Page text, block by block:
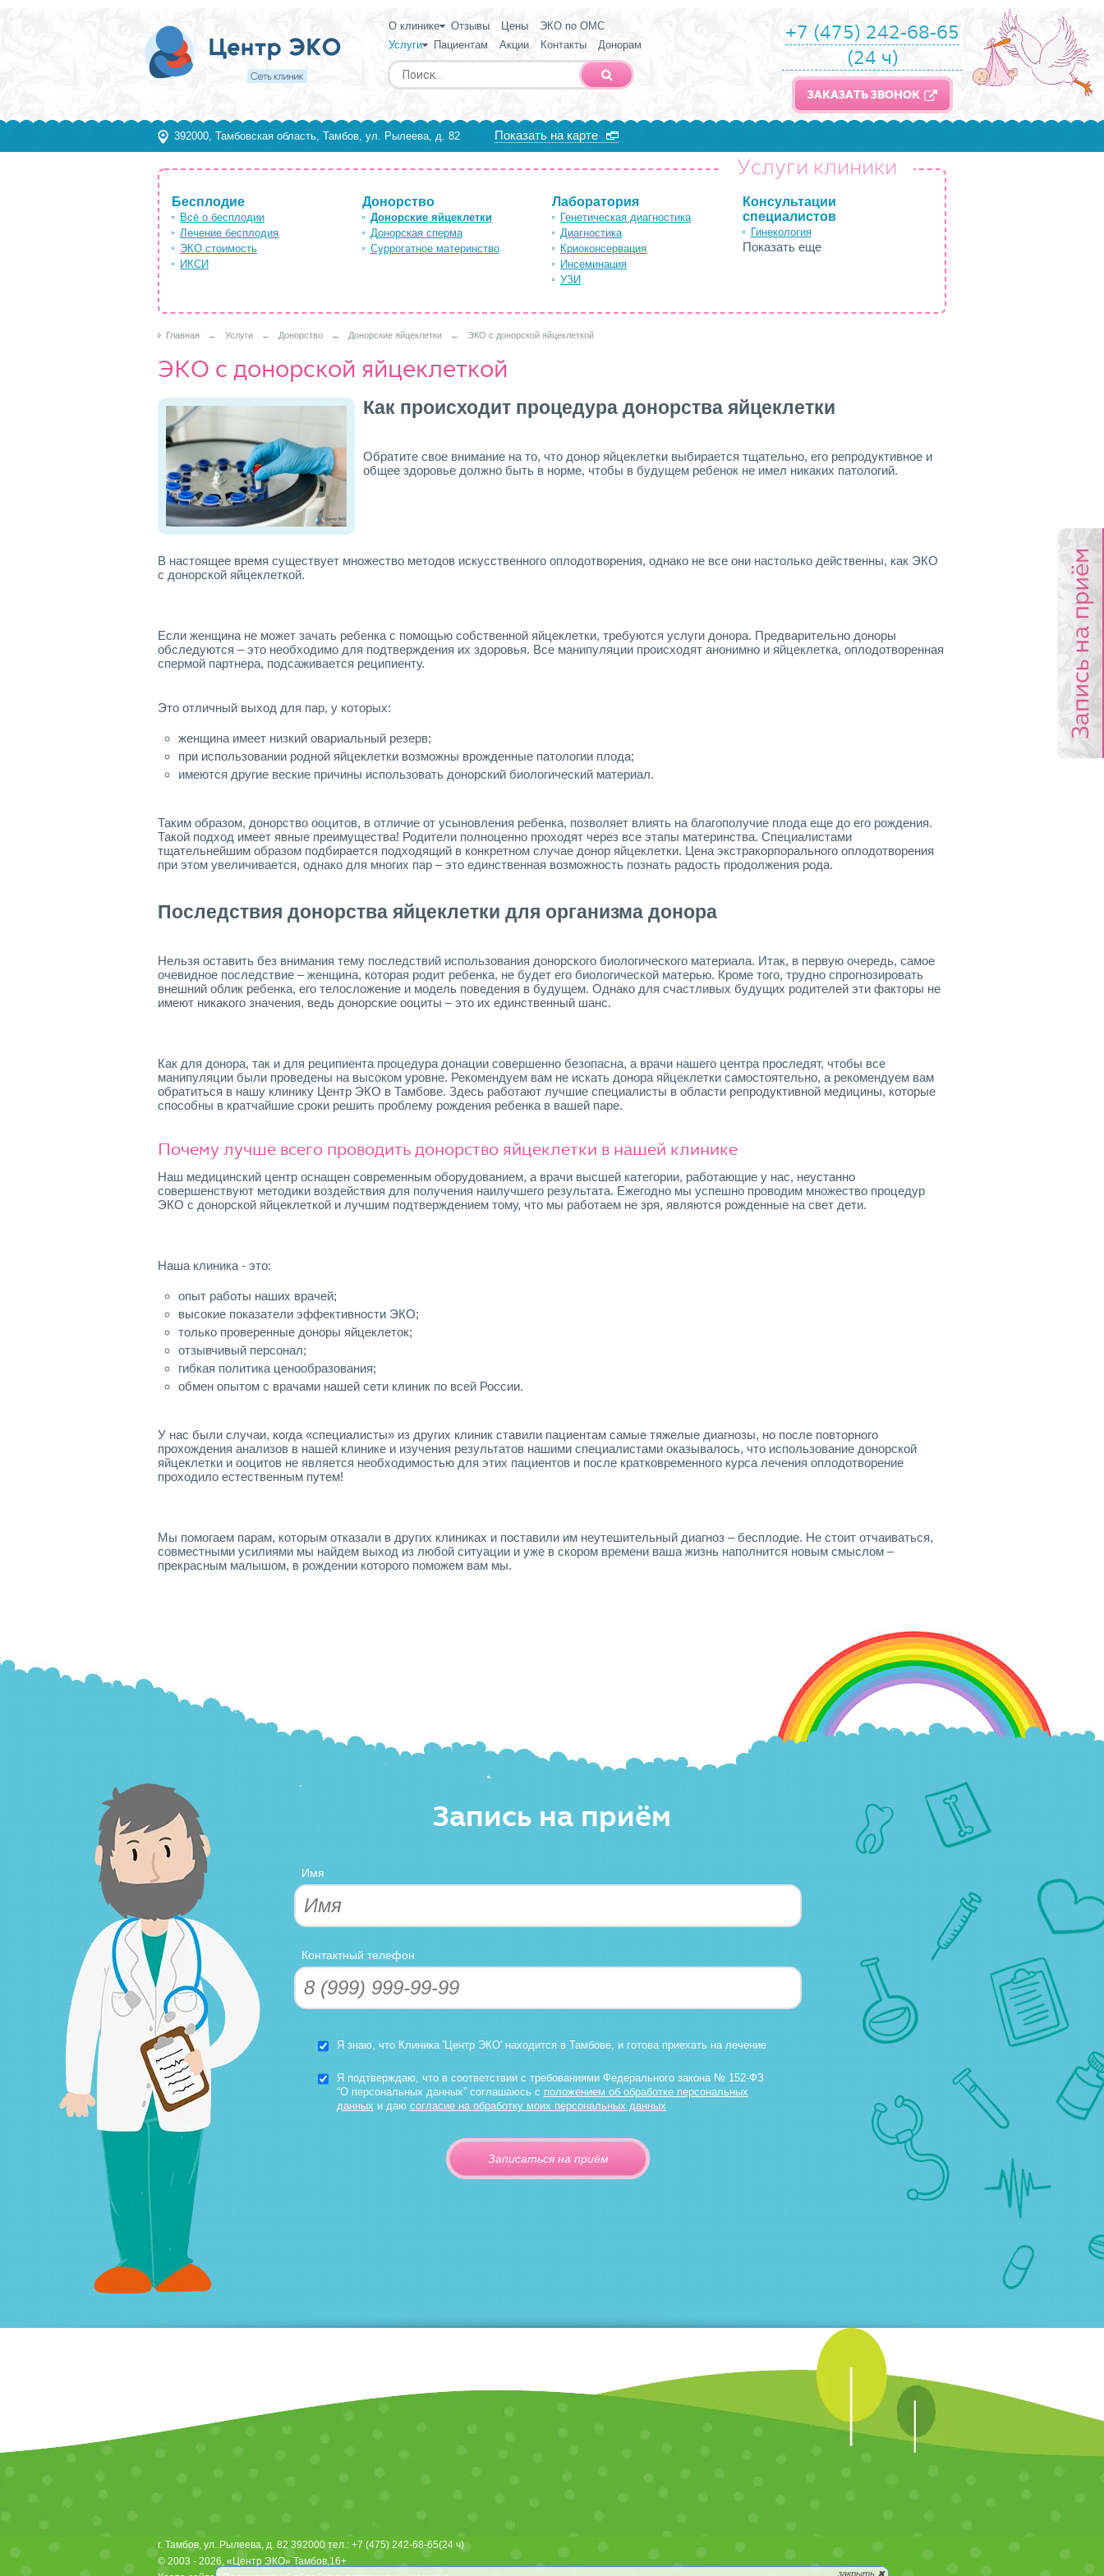
О клинике Отзывы Цены
ЭКО по ОМС
Услуги
Пациентам Акции Контакты Донорам
+7 (475) 242-68-65
(24 ч)
ЗАКАЗАТЬ ЗВОНОК
392000, Тамбовская область, Тамбов, ул. Рылеева, д. 82 Показать на карте
Услуги клиники
Бесплодие
Всё о бесплодии
Лечение бесплодия
ЭКО стоимость
ИКСИ
Донорство
Донорские яйцеклетки
Донорская сперма
Суррогатное материнство
Лаборатория
Генетическая диагностика
Диагностика
Криоконсервация
Инсеминация
УЗИ
Консультации
специалистов
Гинекология
Показать еще
Главная ← Услуги ← Донорство ← Донорские яйцеклетки ← ЭКО с донорской яйцеклеткой
ЭКО с донорской яйцеклеткой
В настоящее время существует множество методов искусственного оплодотворения, однако не все они настолько действенны, как ЭКО
с донорской яйцеклеткой.
Если женщина не может зачать ребенка с помощью собственной яйцеклетки, требуются услуги донора. Предварительно доноры
обследуются – это необходимо для подтверждения их здоровья. Все манипуляции происходят анонимно и яйцеклетка, оплодотворенная
спермой партнера, подсаживается реципиенту.
Как происходит процедура донорства яйцеклетки
Обратите свое внимание на то, что донор яйцеклетки выбирается тщательно, его репродуктивное и
общее здоровье должно быть в норме, чтобы в будущем ребенок не имел никаких патологий.
Это отличный выход для пар, у которых:
женщина имеет низкий овариальный резерв;
при использовании родной яйцеклетки возможны врожденные патологии плода;
имеются другие веские причины использовать донорский биологический материал.
Таким образом, донорство ооцитов, в отличие от усыновления ребенка, позволяет влиять на благополучие плода еще до его рождения.
Такой подход имеет явные преимущества! Родители полноценно проходят через все этапы материнства. Специалистами
тщательнейшим образом подбирается подходящий в конкретном случае донор яйцеклетки. Цена экстракорпорального оплодотворения
при этом увеличивается, однако для многих пар – это единственная возможность познать радость продолжения рода.
Последствия донорства яйцеклетки для организма донора
Нельзя оставить без внимания тему последствий использования донорского биологического материала. Итак, в первую очередь, самое
очевидное последствие – женщина, которая родит ребенка, не будет его биологической матерью. Кроме того, трудно спрогнозировать
внешний облик ребенка, его телосложение и модель поведения в будущем. Однако для счастливых будущих родителей эти факторы не
имеют никакого значения, ведь донорские ооциты – это их единственный шанс.
Как для донора, так и для реципиента процедура донации совершенно безопасна, а врачи нашего центра проследят, чтобы все
манипуляции были проведены на высоком уровне. Рекомендуем вам не искать донора яйцеклетки самостоятельно, а рекомендуем вам
обратиться в нашу клинику Центр ЭКО в Тамбове. Здесь работают лучшие специалисты в области репродуктивной медицины, которые
способны в кратчайшие сроки решить проблему рождения ребенка в вашей паре.
Почему лучше всего проводить донорство яйцеклетки в нашей клинике
Наш медицинский центр оснащен современным оборудованием, а врачи высшей категории, работающие у нас, неустанно
совершенствуют методики воздействия для получения наилучшего результата. Ежегодно мы успешно проводим множество процедур
ЭКО с донорской яйцеклеткой и лучшим подтверждением тому, что мы работаем не зря, являются рожденные на свет дети.
Наша клиника - это:
опыт работы наших врачей;
высокие показатели эффективности ЭКО;
только проверенные доноры яйцеклеток;
отзывчивый персонал;
гибкая политика ценообразования;
обмен опытом с врачами нашей сети клиник по всей России.
У нас были случаи, когда «специалисты» из других клиник ставили пациентам самые тяжелые диагнозы, но после повторного
прохождения анализов в нашей клинике и изучения результатов нашими специалистами оказывалось, что использование донорской
яйцеклетки и ооцитов не является необходимостью для этих пациентов и после кратковременного курса лечения оплодотворение
проходило естественным путем!
Мы помогаем парам, которым отказали в других клиниках и поставили им неутешительный диагноз – бесплодие. Не стоит отчаиваться,
совместными усилиями мы найдем выход из любой ситуации и уже в скором времени ваша жизнь наполнится новым смыслом –
прекрасным малышом, в рождении которого поможем вам мы.
Запись на приём
Имя
Контактный телефон
Я знаю, что Клиника 'Центр ЭКО' находится в Тамбове, и готова приехать на лечение
Я подтверждаю, что в соответствии с требованиями Федерального закона № 152-ФЗ
“О персональных данных” соглашаюсь с положением об обработке персональных
данных и даю согласие на обработку моих персональных данных
г. Тамбов, ул. Рылеева, д. 82 392000 тел.: +7 (475) 242-68-65(24 ч)
© 2003 - 2026, «Центр ЭКО» Тамбов,16+